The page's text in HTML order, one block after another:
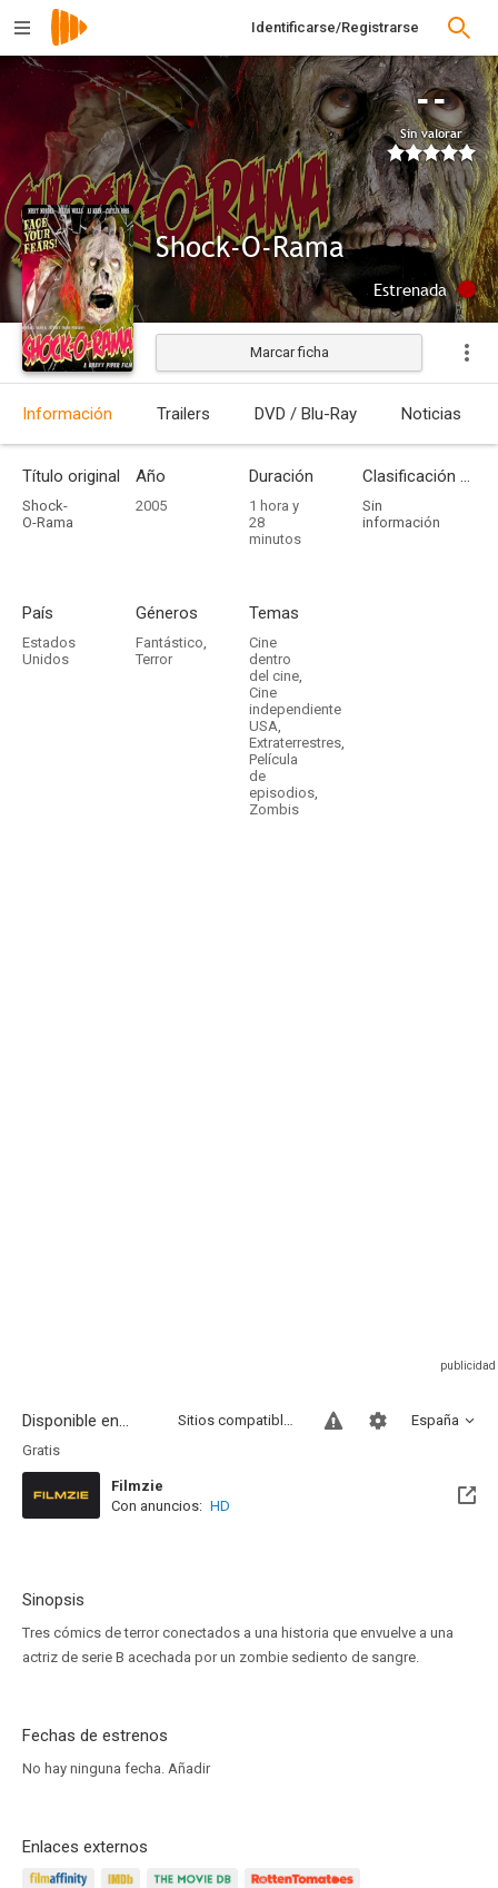
Identificarse/Registrarse
--
Sin valorar
Shock-O-Rama
Estrenada
Marcar ficha
Información Trailers DVD / Blu-Ray Noticias
Título original
Shock-
O-Rama
Año
2005
Duración
1 hora y
28
minutos
Clasificación por edades
Sin
información
País
Estados
Unidos
Géneros
Fantástico,
Terror
Temas
Cine
dentro
del cine,
Cine
independiente
USA,
Extraterrestres,
Película
de
episodios,
Zombis
Disponible en... España
Sitios compatibles
Gratis
Filmzie
Con anuncios: HD
Sinopsis
Tres cómics de terror conectados a una historia que envuelve a una
actriz de serie B acechada por un zombie sediento de sangre.
Fechas de estrenos
No hay ninguna fecha. Añadir
Enlaces externos